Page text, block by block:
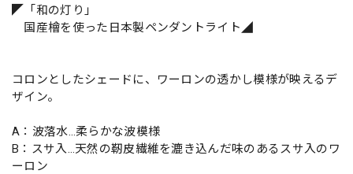
◤「和の灯り」
国産檜を使った日本製ペンダントライト◢
コロンとしたシェードに、ワーロンの透かし模様が映えるデ
ザイン。
A：波落水…柔らかな波模様
B：スサ入…天然の靭皮繊維を漉き込んだ味のあるスサ入のワ
ーロン